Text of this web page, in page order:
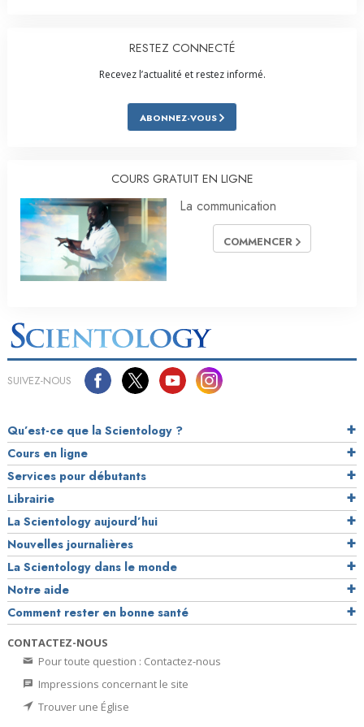
RESTEZ CONNECTÉ
Recevez l’actualité et restez informé.
ABONNEZ-VOUS
COURS GRATUIT EN LIGNE
La communication
COMMENCER
SUIVEZ-NOUS
Qu’est-ce que la Scientology ?
Cours en ligne
Services pour débutants
Librairie
La Scientology aujourd’hui
Nouvelles journalières
La Scientology dans le monde
Notre aide
Comment rester en bonne santé
CONTACTEZ-NOUS
Pour toute question : Contactez-nous
Impressions concernant le site
Trouver une Église